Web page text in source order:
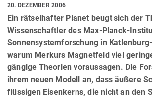
20. DEZEMBER 2006
Ein rätselhafter Planet beugt sich der
Wissenschaftler des Max-Planck-
Sonnensystemforschung in
warum Merkurs Magnetfeld viel
gängige Theorien voraussagen. Die
ihrem neuen Modell an, dass äußere
flüssigen Eisenkerns, die nicht an den